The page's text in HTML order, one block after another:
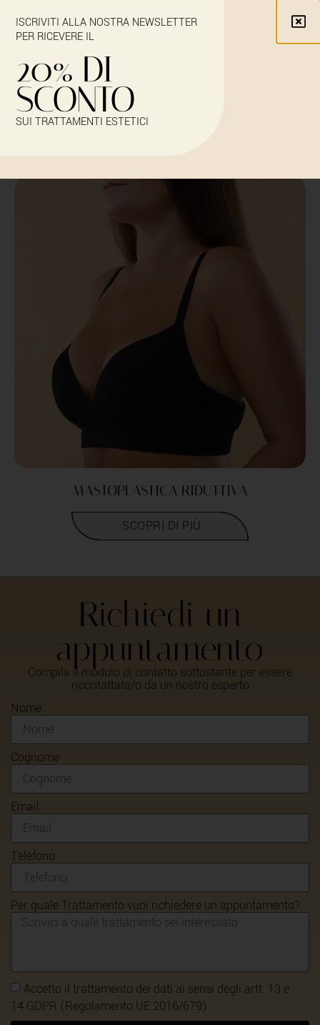
RIDURRE SENO
MASTOPLASTICA RIDUTTIVA
LEGGI TUTTO
Richiedi un
appuntamento
Compila il modulo di contatto sottostante per essere
ricontattata/o da un nostro esperto
Nome
Cognome
Email
Telefono
Per quale Trattamento vuoi richiedere un appuntamento?
Accetto il trattamento dei dati ai sensi degli artt. 13 e
14 GDPR (Regolamento UE 2016/679)
ISCRIVITI ALLA NOSTRA NEWSLETTER
PER RICEVERE IL
20% DI
SCONTO
SUI TRATTAMENTI ESTETICI